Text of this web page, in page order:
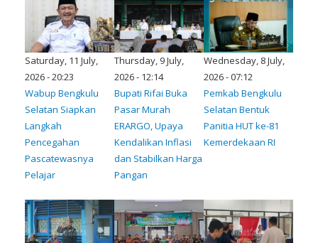
Saturday, 11 July,
2026 - 20:23
Wabup Bengkulu
Selatan Siapkan
Langkah
Pencegahan
Pascatewasnya
Pelajar
Thursday, 9 July,
2026 - 12:14
Bupati Rifai Buka
Pasar Murah
ERARGO, Upaya
Kendalikan Inflasi
dan Stabilkan Harga
Pangan
Wednesday, 8 July,
2026 - 07:12
Pemkab Bengkulu
Selatan Bentuk
Panitia HUT ke-81
Kemerdekaan RI